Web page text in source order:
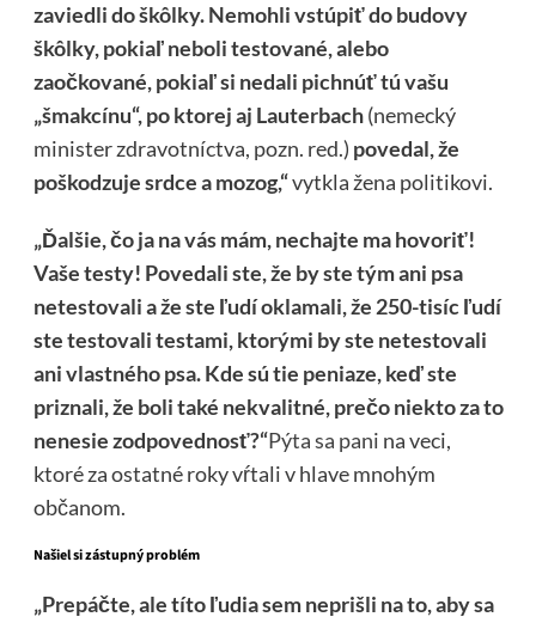
zaviedli do škôlky. Nemohli vstúpiť do budovy
škôlky, pokiaľ neboli testované, alebo
zaočkované, pokiaľ si nedali pichnúť tú vašu
„šmakcínu“, po ktorej aj Lauterbach(nemecký
minister zdravotníctva, pozn. red.) povedal, že
poškodzuje srdce a mozog,“vytkla žena politikovi.
„Ďalšie, čo ja na vás mám, nechajte ma hovoriť!
Vaše testy! Povedali ste, že by ste tým ani psa
netestovali a že ste ľudí oklamali, že 250-tisíc ľudí
ste testovali testami, ktorými by ste netestovali
ani vlastného psa. Kde sú tie peniaze, keď ste
priznali, že boli také nekvalitné, prečo niekto za to
nenesie zodpovednosť?“Pýta sa pani na veci,
ktoré za ostatné roky vŕtali v hlave mnohým
občanom.
Našiel si zástupný problém
„Prepáčte, ale títo ľudia sem neprišli na to, aby sa